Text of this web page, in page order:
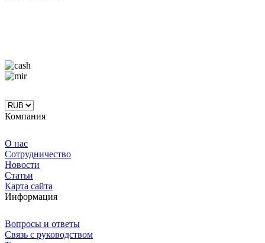
Компания
О нас
Сотрудничество
Новости
Статьи
Карта сайта
Информация
Вопросы и ответы
Связь с руководством